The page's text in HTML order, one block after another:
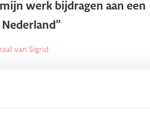
werk bijdragen aan een
van Sigrid